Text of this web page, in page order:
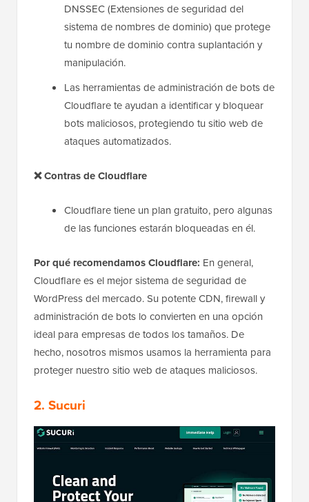
DNSSEC (Extensiones de seguridad del
sistema de nombres de dominio) que protege
tu nombre de dominio contra suplantación y
manipulación.
Las herramientas de administración de bots de
Cloudflare te ayudan a identificar y bloquear
bots maliciosos, protegiendo tu sitio web de
ataques automatizados.
❌Contras de Cloudflare
Cloudflare tiene un plan gratuito, pero algunas
de las funciones estarán bloqueadas en él.
Por qué recomendamos Cloudflare: En general,
Cloudflare es el mejor sistema de seguridad de
WordPress del mercado. Su potente CDN, firewall y
administración de bots lo convierten en una opción
ideal para empresas de todos los tamaños. De
hecho, nosotros mismos usamos la herramienta para
proteger nuestro sitio web de ataques maliciosos.
2. Sucuri